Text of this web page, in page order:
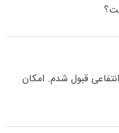
قبول شدم. امکان